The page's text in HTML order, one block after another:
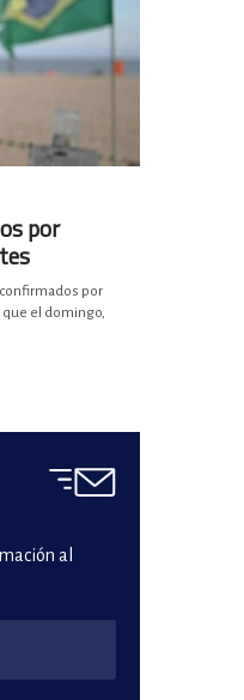
por
por
que el domingo,
al